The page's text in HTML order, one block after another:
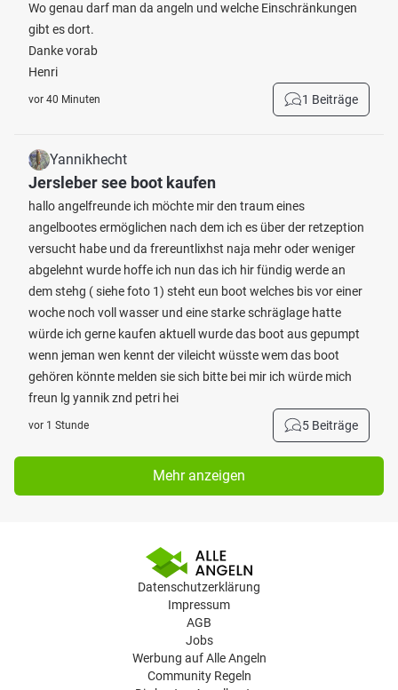
Wo genau darf man da angeln und welche Einschränkungen
gibt es dort.
Danke vorab
Henri
vor 40 Minuten 1 Beiträge
Yannikhecht
Jersleber see boot kaufen
hallo angelfreunde ich möchte mir den traum eines
angelbootes ermöglichen nach dem ich es über der retzeption
versucht habe und da frereuntlixhst naja mehr oder weniger
abgelehnt wurde hoffe ich nun das ich hir fündig werde an
dem stehg ( siehe foto 1) steht eun boot welches bis vor einer
woche noch voll wasser und eine starke schräglage hatte
würde ich gerne kaufen aktuell wurde das boot aus gepumpt
wenn jeman wen kennt der vileicht wüsste wem das boot
gehören könnte melden sie sich bitte bei mir ich würde mich
freun lg yannik znd petri hei
vor 1 Stunde 5 Beiträge
Mehr anzeigen
Datenschutzerklärung
Impressum
AGB
Jobs
Werbung auf Alle Angeln
Community Regeln